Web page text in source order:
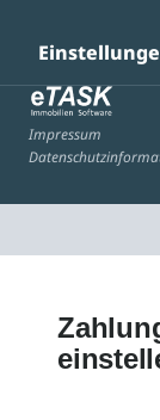
Impressum